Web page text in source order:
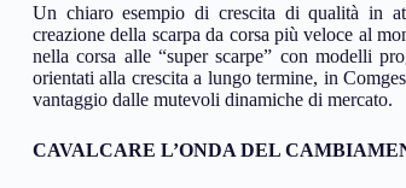
Un chiaro esempio di crescita di qualità in
creazione della scarpa da corsa più veloce al
nella corsa alle “super scarpe” con modelli
orientati alla crescita a lungo termine, in
vantaggio dalle mutevoli dinamiche di mercato.
CAVALCARE L’ONDA DEL